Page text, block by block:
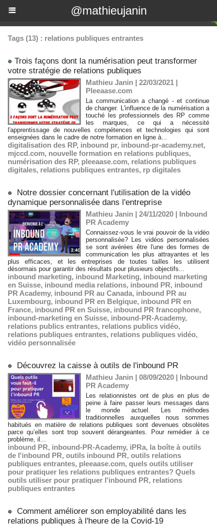
@mathieujanin
Tags (13) : relations publiques entrantes
​Trois façons dont la numérisation peut transformer
votre stratégie de relations publiques
Mathieu Janin | 22/03/2021 |
Pleeaase.com
La communication a changé - et continue
de changer. L'influence de la numérisation a
touché les professionnels des RP comme
les marques, ce qui a nécessité
l'apprentissage de nouvelles compétences et technologies qui sont
enseignées dans le cadre de notre formation en ligne à...
digitalisation des RP, inbound pr, inbound-pr-academy.net,
mjccd.com, nouvelle formation en relations publiques,
numérisation des RP, pleeaase.com, relations publiques
digitales, relations publiques entrantes, rp digitales
Notre dossier concernant l'utilisation de la vidéo
dynamique personnalisée dans l'entreprise
Mathieu Janin | 24/11/2020 | Inbound
PR Academy
Connaissez-vous le vrai pouvoir de la vidéo
personnalisée? Les vidéos personnalisées
se sont avérées être l'une des formes de
communication les plus attrayantes et les
plus efficaces, et les entreprises de toutes tailles les utilisent
désormais pour garantir des résultats pour plusieurs objectifs...
inbound marketing, inbound Marketing, inbound marketing
en Suisse, inbound media relations, inbound PR, inbound
PR Academy, inbound PR au Canada, inbound PR au
Luxembourg, inbound PR en Belgique, inbound PR en
France, inbound PR en Suisse, inbound PR francophone,
inbound-marketing en Suisse, inbound-PR-Academy,
relations publics entrantes, relations publics vidéo,
relations publiques entrantes, relations publiques vidéo,
vidéo personnalisée
Découvrez la caisse à outils de l'inbound PR
Mathieu Janin | 08/09/2020 | Inbound
PR Academy
Les relationnistes ont de plus en plus de
peine à faire passer leurs messages dans
le monde actuel. Les méthodes
traditionnelles auxquelles nous sommes
habitués en matière de relations publiques sont devenues obsolètes
parce qu’elles sont trop souvent dérangeantes. Pour remédier à ce
problème, il...
inbound PR, inbound-PR-Academy, iPRa, la boîte à outils
de l'inbound PR, outils inbound PR, outils relations
publiques entrantes, pleeaase.com, quels outils utiliser
pour pratiquer les relations publiques entrantes? Quels
outils utiliser pour pratiquer l'inbound PR, relations
publiques entrantes
Comment améliorer son employabilité dans les
relations publiques à l'heure de la Covid-19